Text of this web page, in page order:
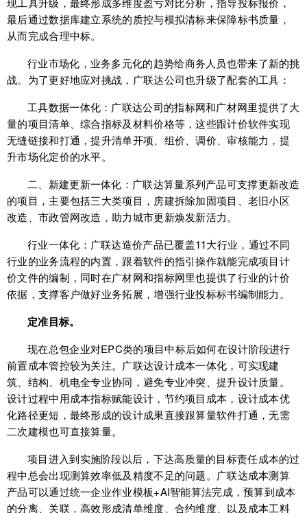
最后通过数据库建立系统的质控与模拟清标来保障标书质量，
从而完成合理中标。
行业市场化，业务多元化的趋势给商务人员也带来了新的挑
战。为了更好地应对挑战，广联达公司也升级了配套的工具：
工具数据一体化：广联达公司的指标网和广材网里提供了大
量的项目清单、综合指标及材料价格等，这些跟计价软件实现
无缝链接和打通，提升清单开项、组价、调价、审核能力，提
升市场化定价的水平。
二、新建更新一体化：广联达算量系列产品可支撑更新改造
的项目，主要包括三大类项目，房建拆除加固项目、老旧小区
改造、市政管网改造，助力城市更新焕发新活力。
行业一体化：广联达造价产品已覆盖11大行业，通过不同
行业的业务流程的内置，跟着软件的指引操作就能完成项目计
价文件的编制，同时在广材网和指标网里也提供了行业的计价
依据，支撑客户做好业务拓展，增强行业投标标书编制能力。
定准目标。
现在总包企业对EPC类的项目中标后如何在设计阶段进行
前置成本管控较为关注。广联达设计成本一体化，可实现建
筑、结构、机电全专业协同，避免专业冲突、提升设计质量。
设计过程中用成本指标赋能设计，节约项目成本，设计成本优
化路径更短，最终形成的设计成果直接跟算量软件打通，无需
二次建模也可直接算量。
项目进入到实施阶段以后，下达高质量的目标责任成本的过
程中总会出现测算效率低及精度不足的问题。广联达成本测算
产品可以通过统一企业作业模板+AI智能算法完成，预算到成本
的分离、关联，高效形成清单维度、合约维度、以及成本工料